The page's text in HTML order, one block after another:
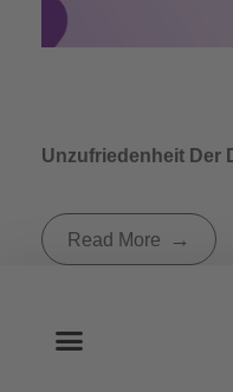
Unzufriedenheit Der
Read More